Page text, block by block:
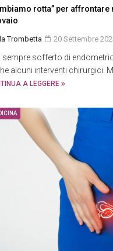
rotta” per
Trombetta 20 Settembre
sempre sofferto di
alcuni interventi chirurgici.
A LEGGERE